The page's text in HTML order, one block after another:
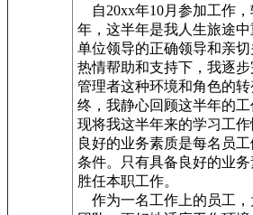
自20xx年10月参加工作
年，这半年是我人生旅途
单位领导的正确领导和亲
热情帮助和支持下，我逐
管理者这种环境和角色的
终，我静心回顾这半年的工
现将我这半年来的学习工
良好的业务素质是每名员
条件。只有具备良好的业
胜任本职工作。
作为一名工作上的员工，